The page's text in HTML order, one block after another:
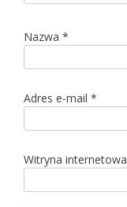
Nazwa *
Adres e-mail *
Witryna internetowa